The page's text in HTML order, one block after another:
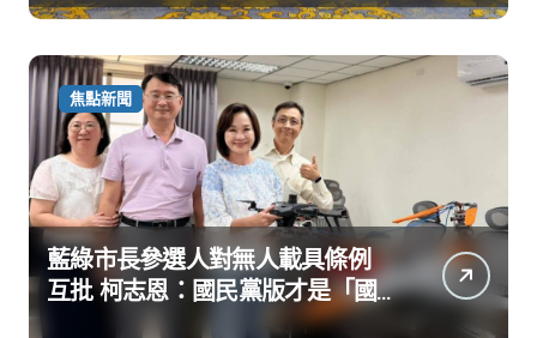
焦點新聞
藍綠市長參選人對無人載具條例
互批 柯志恩：國民黨版才是「國
防+產業」務實版